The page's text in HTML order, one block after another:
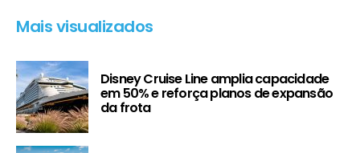
Mais visualizados
Disney Cruise Line amplia capacidade
em 50% e reforça planos de expansão
da frota